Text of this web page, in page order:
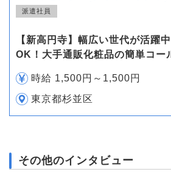
派遣社員
【新高円寺】幅広い世代が活躍
OK！大手通販化粧品の簡単コー
時給 1,500円～1,500円
東京都杉並区
その他のインタビュー